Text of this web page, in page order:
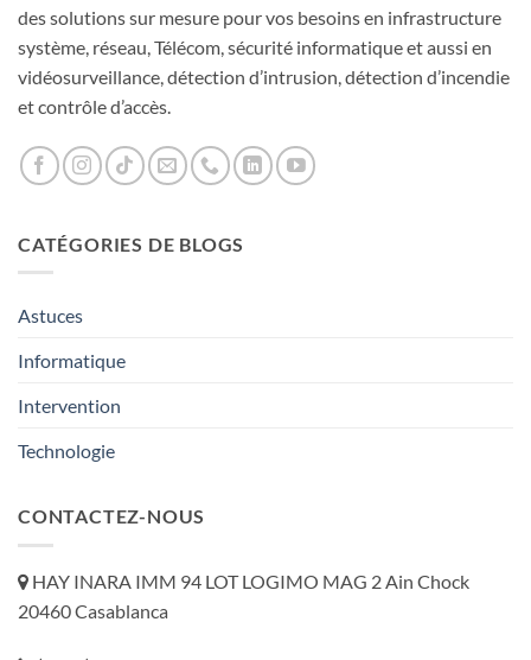
des solutions sur mesure pour vos besoins en infrastructure
système, réseau, Télécom, sécurité informatique et aussi en
vidéosurveillance, détection d’intrusion, détection d’incendie
et contrôle d’accès.
CATÉGORIES DE BLOGS
Astuces
Informatique
Intervention
Technologie
CONTACTEZ-NOUS
HAY INARA IMM 94 LOT LOGIMO MAG 2 Ain Chock
20460 Casablanca